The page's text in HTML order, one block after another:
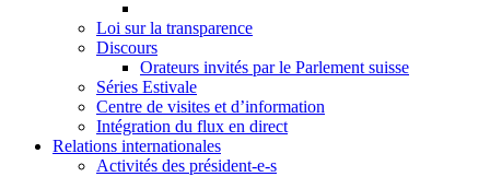
Loi sur la transparence
Discours
Orateurs invités par le Parlement suisse
Séries Estivale
Centre de visites et d’information
Intégration du flux en direct
Relations internationales
Activités des président-e-s